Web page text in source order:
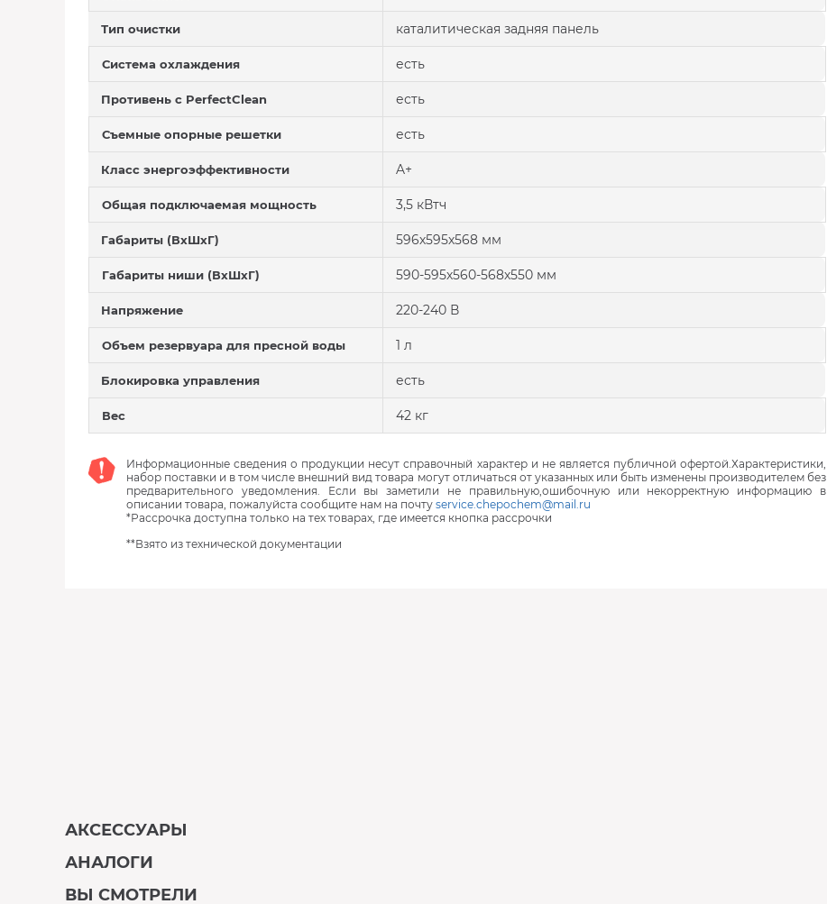
Тип очистки каталитическая задняя панель
Система охлаждения есть
Противень с PerfectClean есть
Съемные опорные решетки есть
Класс энергоэффективности A+
Общая подключаемая мощность 3,5 кВтч
Габариты (ВхШхГ) 596х595х568 мм
Габариты ниши (ВхШхГ) 590-595х560-568х550 мм
Напряжение 220-240 В
Объем резервуара для пресной воды 1 л
Блокировка управления есть
Вес 42 кг
Информационные сведения о продукции несут справочный характер и не является публичной офертой.Характеристики,
набор поставки и в том числе внешний вид товара могут отличаться от указанных или быть изменены производителем без
предварительного уведомления. Если вы заметили не правильную,ошибочную или некорректную информацию в
описании товара, пожалуйста сообщите нам на почту service.chepochem@mail.ru
*Рассрочка доступна только на тех товарах, где имеется кнопка рассрочки
**Взято из технической документации
АКСЕССУАРЫ
АНАЛОГИ
ВЫ СМОТРЕЛИ